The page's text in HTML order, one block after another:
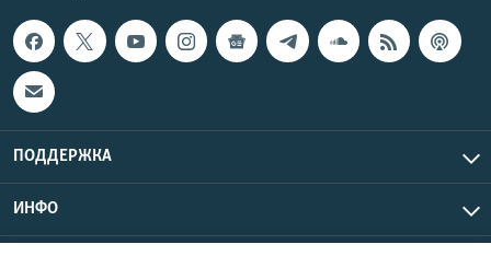
ПОДДЕРЖКА
ИНФО